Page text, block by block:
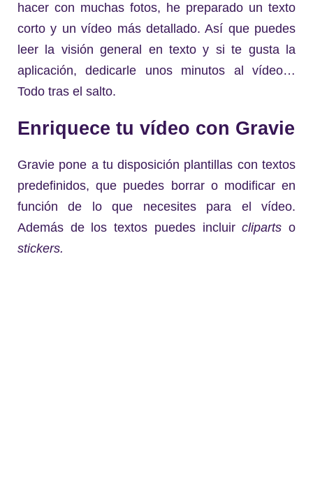
hacer con muchas fotos, he preparado un texto
corto y un vídeo más detallado. Así que puedes
leer la visión general en texto y si te gusta la
aplicación, dedicarle unos minutos al vídeo…
Todo tras el salto.
Enriquece tu vídeo con Gravie
Gravie pone a tu disposición plantillas con textos
predefinidos, que puedes borrar o modificar en
función de lo que necesites para el vídeo.
Además de los textos puedes incluircliparts o
stickers.